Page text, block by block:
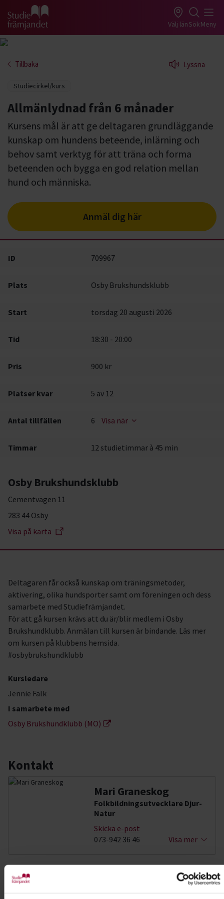
Gå till studiefrämjandets startsida Välj länSökMeny
Tillbaka Lyssna
Studiecirkel/kurs
Allmänlydnad från 6 månader
Kursens mål är att ge deltagaren grundläggande
kunskap om hundens beteende, inlärning och
behov samt verktyg för att träna och forma
beteenden och bygga en god relation mellan
hund och människa.
Anmäl dig här
ID 709967
Plats Osby Brukshundsklubb
Start torsdag 20 augusti 2026
Tid 18:30 - 20:00
Pris 900 kr
Platser kvar 5 av 12
Antal tillfällen 6 Visa när
Timmar 12 studietimmar à 45 min
Osby Brukshundsklubb
Cementvägen 11
283 44 Osby
Visa på karta
Deltagaren får också kunskap om träningsmetoder,
aktivering, olika hundsporter samt om föreningen och dess
samarbete med Studiefrämjandet.
För att gå kursen krävs att du är/blir medlem i Osby
Brukshundklubb. Anmälan till kursen är bindande. Läs mer
om kursen på klubbens hemsida.
#osbybrukshundklubb
Kursledare
Jennie Falk
I samarbete med
Osby Brukshundklubb (MO)
Kontakt
Mari Graneskog
Folkbildningsutvecklare Djur-
Natur
Skicka e-post
073-942 36 46
Visa mer
Dela: E-mail